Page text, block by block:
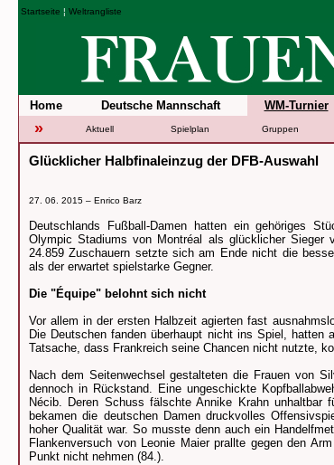
Startseite ¦ Weltrangliste
Home Deutsche Mannschaft WM-Turnier
» Aktuell Spielplan Gruppen
Glücklicher Halbfinaleinzug der DFB-Auswahl
27. 06. 2015 – Enrico Barz
Deutschlands Fußball-Damen hatten ein gehöriges
Olympic Stadiums von Montréal als glücklicher Sieger
24.859 Zuschauern setzte sich am Ende nicht die
als der erwartet spielstarke Gegner.
Die "Équipe" belohnt sich nicht
Vor allem in der ersten Halbzeit agierten fast
Die Deutschen fanden überhaupt nicht ins Spiel,
Tatsache, dass Frankreich seine Chancen nicht nutzte,
Nach dem Seitenwechsel gestalteten die Frauen von
dennoch in Rückstand. Eine ungeschickte
Nécib. Deren Schuss fälschte Annike Krahn
bekamen die deutschen Damen druckvolles
hoher Qualität war. So musste denn auch ein
Flankenversuch von Leonie Maier prallte gegen den
Punkt nicht nehmen (84.).